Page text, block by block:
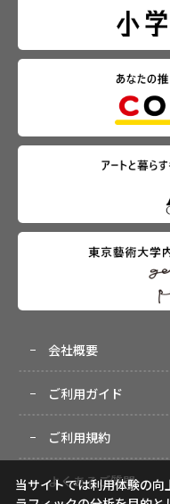
会社概要
ご利用ガイド
ご利用規約
よくあるご質問
当サイトでは利用体験の